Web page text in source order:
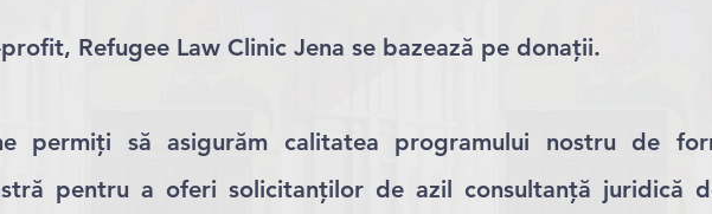
Refugee Law Clinic Jena se bazează pe donații.
permiți să asigurăm calitatea programului nostru de
pentru a oferi solicitanților de azil consultanță juridică